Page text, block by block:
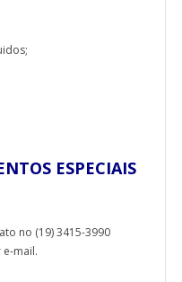
ESPECIAIS
no (19) 3415-3990
mail.